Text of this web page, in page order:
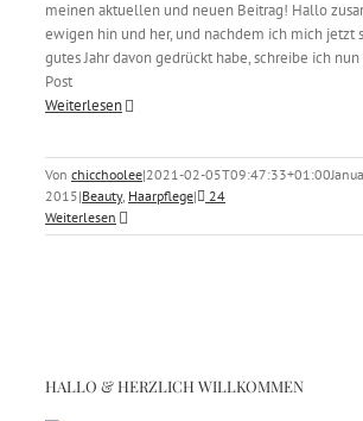
meinen aktuellen und neuen Beitrag! Hallo
ewigen hin und her, und nachdem ich mich jetzt
gutes Jahr davon gedrückt habe, schreibe ich
Post
Weiterlesen
Von chicchoolee|2021-02-05T09:47:33+01:00
2015|Beauty, Haarpflege|
24
Weiterlesen
HALLO & HERZLICH WILLKOMMEN